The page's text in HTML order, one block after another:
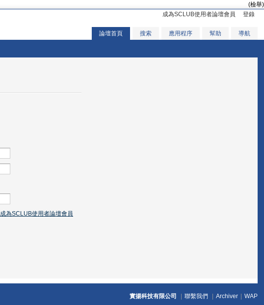
(檢舉)
成為SCLUB使用者論壇會員
登錄
論壇首頁 搜索 應用程序 幫助 導航
成為SCLUB使用者論壇會員
實揚科技有限公司 聯繫我們 Archiver WAP